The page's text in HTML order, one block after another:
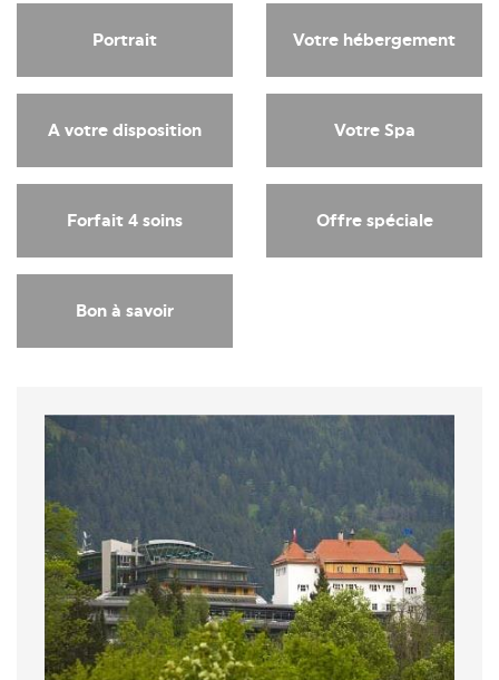
Portrait Votre hébergement
A votre disposition Votre Spa
Forfait 4 soins Offre spéciale
Bon à savoir